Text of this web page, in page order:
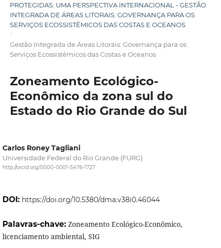
PROTEGIDAS: UMA PERSPECTIVA INTERNACIONAL - GESTÃO
INTEGRADA DE ÁREAS LITORAIS: GOVERNANÇA PARA OS
SERVIÇOS ECOSSISTÊMICOS DAS COSTAS E OCEANOS
/
Gestão Integrada de Áreas Litorais: Governança para os
Serviços Ecossistêmicos das Costas e Oceanos
Zoneamento Ecológico-
Econômico da zona sul do
Estado do Rio Grande do Sul
Carlos Roney Tagliani
Universidade Federal do Rio Grande (FURG)
http://orcid.org/0000-0001-5476-1727
DOI: https://doi.org/10.5380/dma.v38i0.46044
Palavras-chave: Zoneamento Ecológico-Econômico,
licenciamento ambiental, SIG